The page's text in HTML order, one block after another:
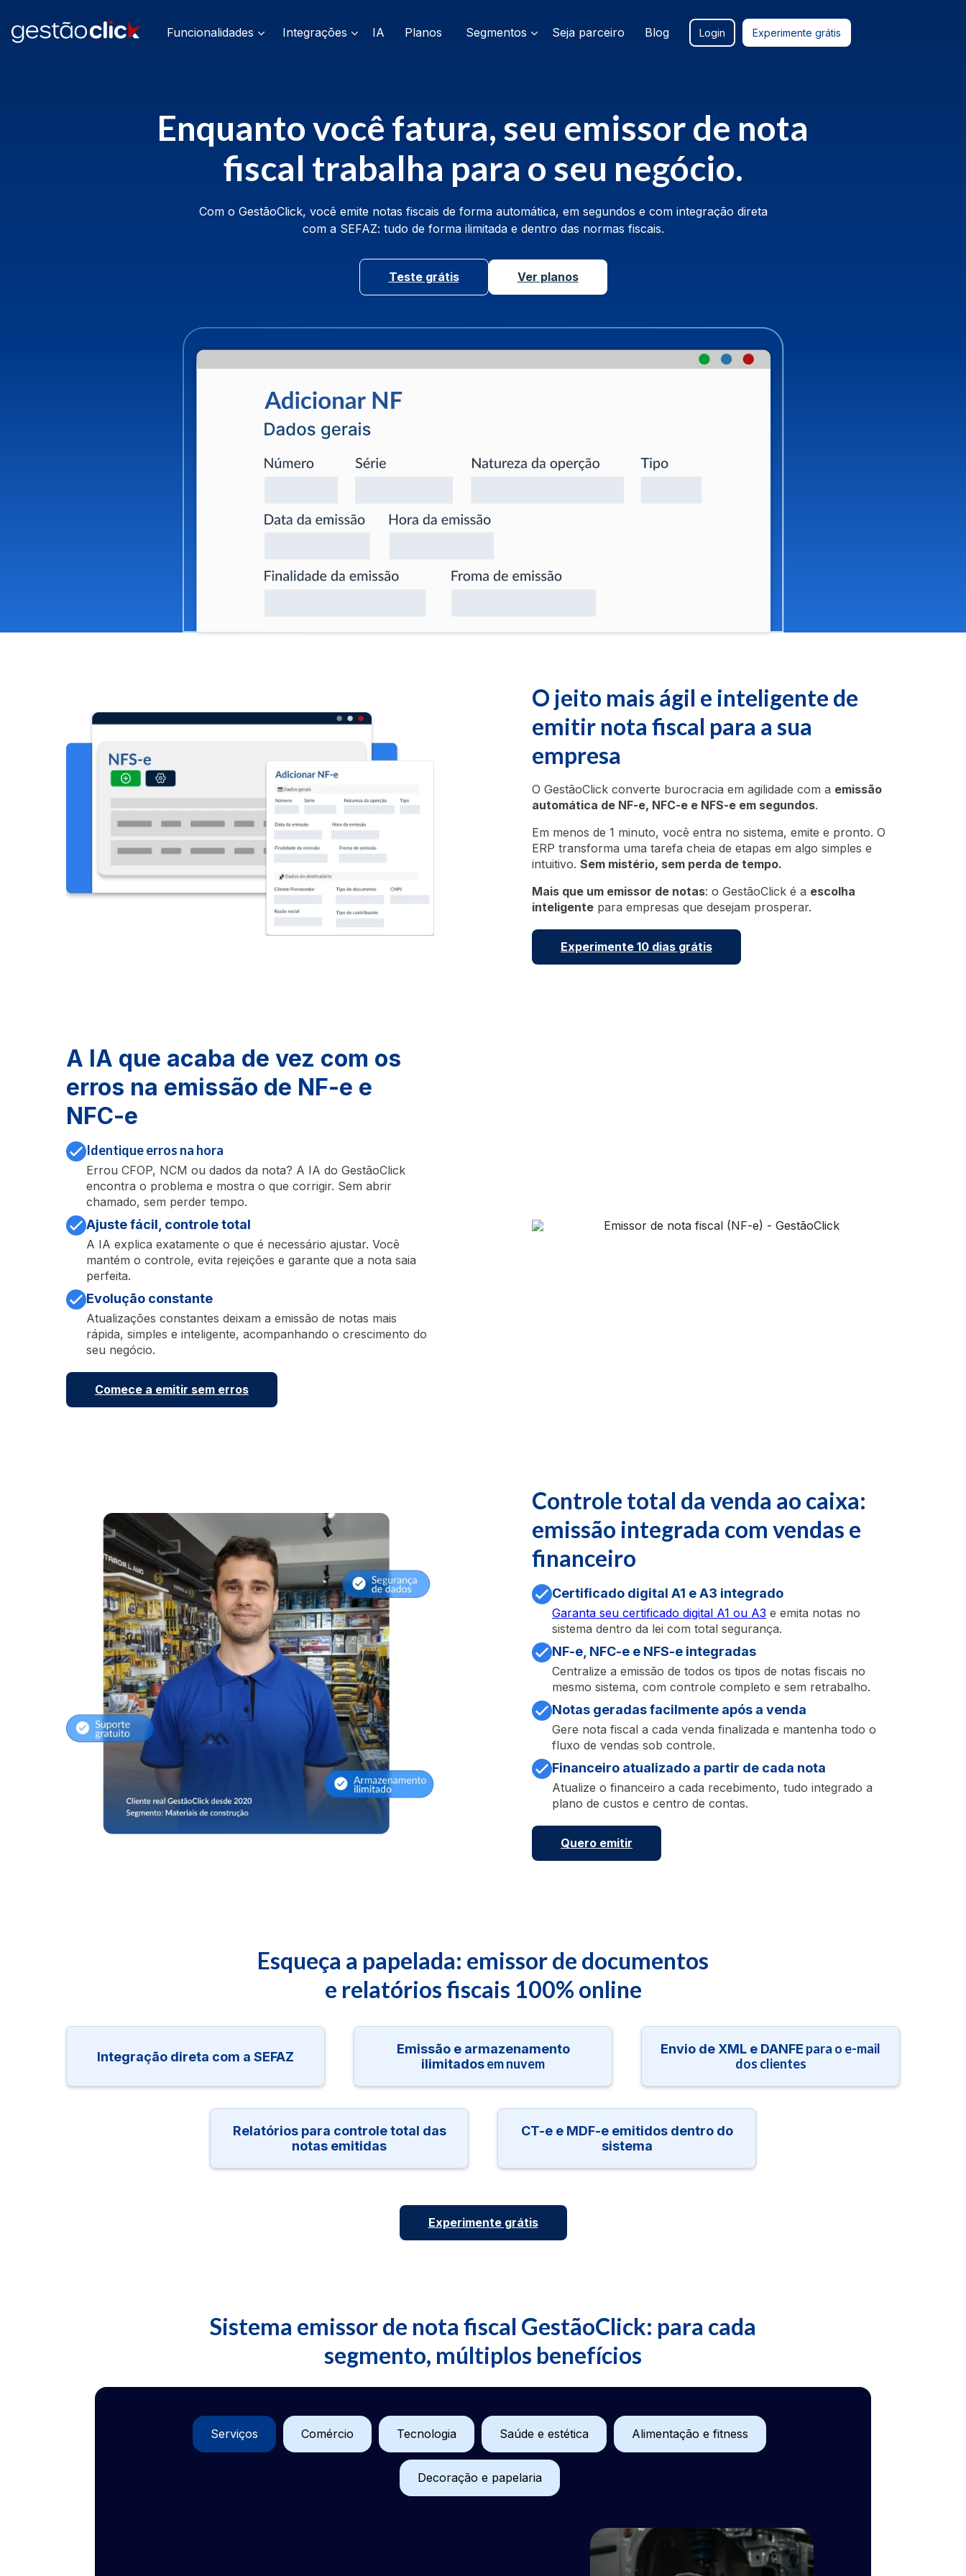
Funcionalidades Integrações IA Planos Segmentos Seja parceiro Blog Login Experimente grátis
Enquanto você fatura, seu emissor de nota
fiscal trabalha para o seu negócio.
Com o GestãoClick, você emite notas fiscais de forma automática, em segundos e com integração direta
com a SEFAZ: tudo de forma ilimitada e dentro das normas fiscais.
Teste grátis Ver planos
O jeito mais ágil e inteligente de
emitir nota fiscal para a sua
empresa
O GestãoClick converte burocracia em agilidade com a emissão
automática de NF-e, NFC-e e NFS-e em segundos.
Em menos de 1 minuto, você entra no sistema, emite e pronto. O
ERP transforma uma tarefa cheia de etapas em algo simples e
intuitivo. Sem mistério, sem perda de tempo.
Mais que um emissor de notas: o GestãoClick é a escolha
inteligente para empresas que desejam prosperar.
Experimente 10 dias grátis
A IA que acaba de vez com os
erros na emissão de NF-e e
NFC-e
Identique erros na hora
Errou CFOP, NCM ou dados da nota? A IA do GestãoClick
encontra o problema e mostra o que corrigir. Sem abrir
chamado, sem perder tempo.
Ajuste fácil, controle total
A IA explica exatamente o que é necessário ajustar. Você
mantém o controle, evita rejeições e garante que a nota saia
perfeita.
Evolução constante
Atualizações constantes deixam a emissão de notas mais
rápida, simples e inteligente, acompanhando o crescimento do
seu negócio.
Comece a emitir sem erros
Controle total da venda ao caixa:
emissão integrada com vendas e
financeiro
Certificado digital A1 e A3 integrado
Garanta seu certificado digital A1 ou A3 e emita notas no
sistema dentro da lei com total segurança.
NF-e, NFC-e e NFS-e integradas
Centralize a emissão de todos os tipos de notas fiscais no
mesmo sistema, com controle completo e sem retrabalho.
Notas geradas facilmente após a venda
Gere nota fiscal a cada venda finalizada e mantenha todo o
fluxo de vendas sob controle.
Financeiro atualizado a partir de cada nota
Atualize o financeiro a cada recebimento, tudo integrado a
plano de custos e centro de contas.
Quero emitir
Esqueça a papelada: emissor de documentos
e relatórios fiscais 100% online
Integração direta com a SEFAZ
Emissão e armazenamento
ilimitadosem nuvem
Envio de XML e DANFE para o e-mail
dos clientes
Relatórios para controle total das
notas emitidas
CT-e e MDF-e emitidos dentro do
sistema
Experimente grátis
Sistema emissor de nota fiscal GestãoClick: para cada
segmento, múltiplos benefícios
Serviços Comércio Tecnologia Saúde e estética Alimentação e fitness
Decoração e papelaria